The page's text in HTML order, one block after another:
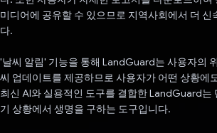
미디어에 공유할 수 있으므로 지역사회에서 더 신
다.
'날씨 알림' 기능을 통해 LandGuard는 사용자의
씨 업데이트를 제공하므로 사용자가 어떤 상황에
최신 AI와 실용적인 도구를 결합한 LandGuard는
기 상황에서 생명을 구하는 도구입니다.